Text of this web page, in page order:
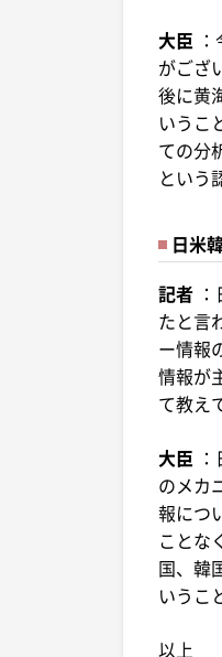
大臣
がござ
後に黄
いうこ
ての分
という
日米
記者
たと言
ー情報
情報が
て教え
大臣
のメカ
報につ
ことな
国、韓
いうこ
以上